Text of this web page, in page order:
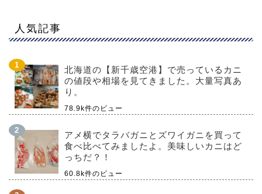
人気記事
北海道の【新千歳空港】で売っているカニ
の値段や相場を見てきました。大量写真あ
り。
78.9k件のビュー
アメ横でタラバガニとズワイガニを買って
食べ比べてみましたよ。美味しいカニはど
っちだ？！
60.8k件のビュー